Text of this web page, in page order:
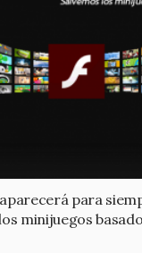
para
minijuegos